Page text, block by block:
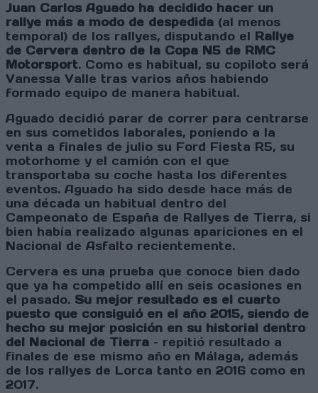
Juan Carlos Aguado ha decidido hacer un
rallye más a modo de despedida (al menos
temporal) de los rallyes, disputando el Rallye
de Cervera dentro de la Copa N5 de RMC
Motorsport. Como es habitual, su copiloto será
Vanessa Valle tras varios años habiendo
formado equipo de manera habitual.
Aguado decidió parar de correr para centrarse
en sus cometidos laborales, poniendo a la
venta a finales de julio su Ford Fiesta R5, su
motorhome y el camión con el que
transportaba su coche hasta los diferentes
eventos. Aguado ha sido desde hace más de
una década un habitual dentro del
Campeonato de España de Rallyes de Tierra, si
bien había realizado algunas apariciones en el
Nacional de Asfalto recientemente.
Cervera es una prueba que conoce bien dado
que ya ha competido allí en seis ocasiones en
el pasado. Su mejor resultado es el cuarto
puesto que consiguió en el año 2015, siendo de
hecho su mejor posición en su historial dentro
del Nacional de Tierra – repitió resultado a
finales de ese mismo año en Málaga, además
de los rallyes de Lorca tanto en 2016 como en
2017.